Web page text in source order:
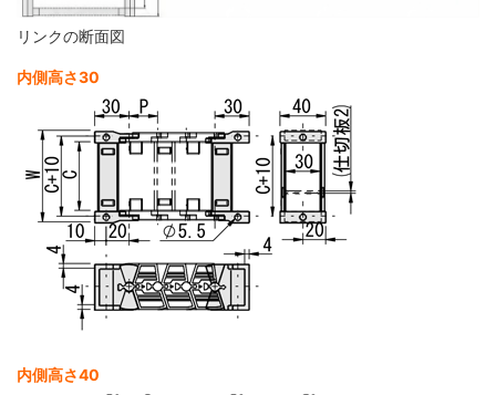
リンクの断面図
内側高さ30
内側高さ40